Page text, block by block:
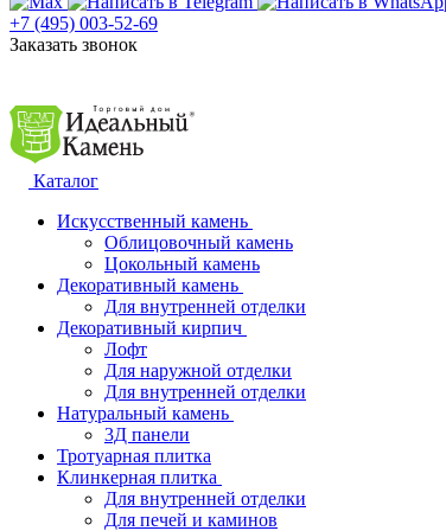
+7 (495) 003-52-69
Заказать звонок
Каталог
Искусственный камень
Облицовочный камень
Цокольный камень
Декоративный камень
Для внутренней отделки
Декоративный кирпич
Лофт
Для наружной отделки
Для внутренней отделки
Натуральный камень
3Д панели
Тротуарная плитка
Клинкерная плитка
Для внутренней отделки
Для печей и каминов